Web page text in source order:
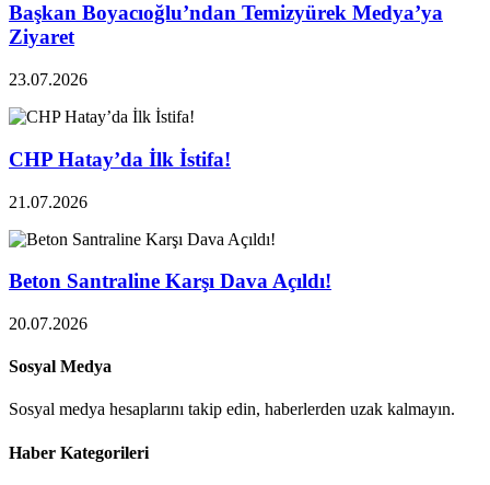
Başkan Boyacıoğlu’ndan Temizyürek Medya’ya
Ziyaret
23.07.2026
CHP Hatay’da İlk İstifa!
21.07.2026
Beton Santraline Karşı Dava Açıldı!
20.07.2026
Sosyal Medya
Sosyal medya hesaplarını takip edin, haberlerden uzak kalmayın.
Haber Kategorileri